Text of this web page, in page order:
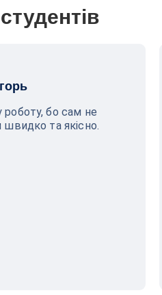
бо сам не
швидко та якісно.